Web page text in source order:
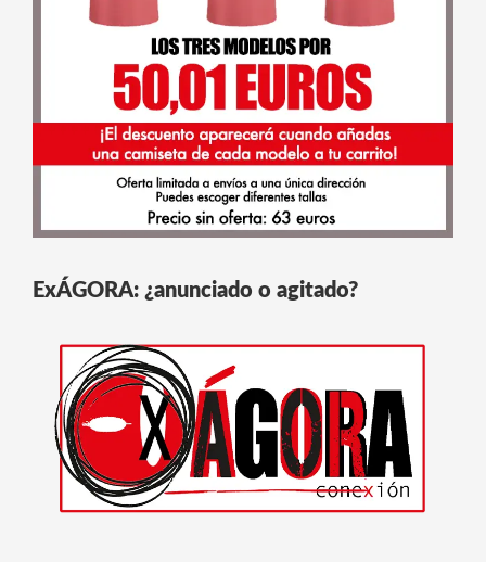
ExÁGORA: ¿anunciado o agitado?